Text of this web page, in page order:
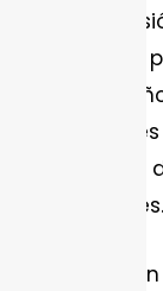
Centro.
terapia de
adultos,
y relaciones.
Trabajo